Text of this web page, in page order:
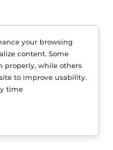
your browsing
content. Some
properly, while others
to improve usability.
time